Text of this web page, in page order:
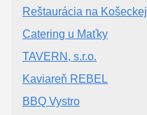
Reštaurácia na Košeckej
Catering u Maťky
TAVERN, s.r.o.
Kaviareň REBEL
BBQ Vystro